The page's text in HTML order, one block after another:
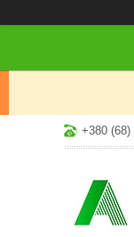
+380 (68)